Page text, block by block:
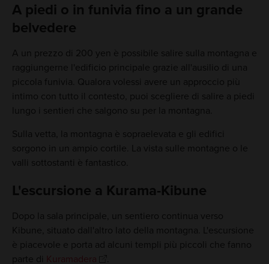
A piedi o in funivia fino a un grande
belvedere
A un prezzo di 200 yen è possibile salire sulla montagna e
raggiungerne l'edificio principale grazie all'ausilio di una
piccola funivia. Qualora volessi avere un approccio più
intimo con tutto il contesto, puoi scegliere di salire a piedi
lungo i sentieri che salgono su per la montagna.
Sulla vetta, la montagna è sopraelevata e gli edifici
sorgono in un ampio cortile. La vista sulle montagne o le
valli sottostanti è fantastico.
L'escursione a Kurama-Kibune
Dopo la sala principale, un sentiero continua verso
Kibune, situato dall'altro lato della montagna. L'escursione
è piacevole e porta ad alcuni templi più piccoli che fanno
parte di Kuramadera